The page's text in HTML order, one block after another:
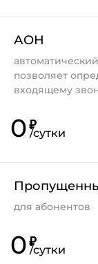
АОН
позволяет
входящему
0₽
/сутки
для абонентов
0₽
/сутки